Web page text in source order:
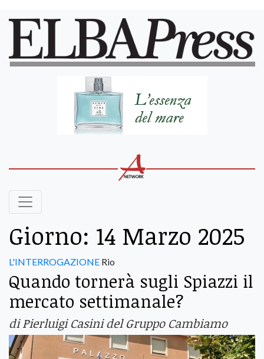
Giorno: 14 Marzo 2025
L'INTERROGAZIONE Rio
Quando tornerà sugli Spiazzi il
mercato settimanale?
di Pierluigi Casini del Gruppo Cambiamo